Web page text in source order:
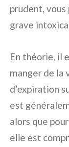
prudent,
grave
En théorie, il
manger de la
d’expiration
est
alors que
elle est